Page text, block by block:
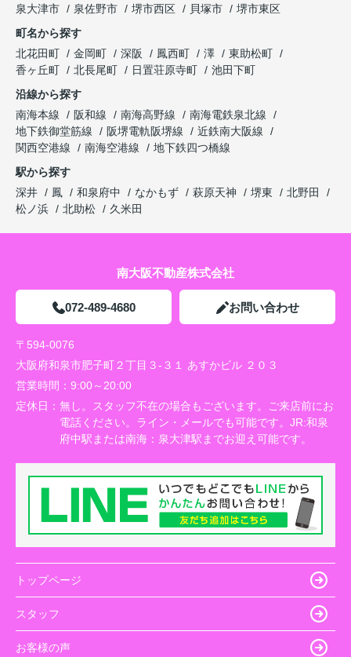
泉大津市
泉佐野市 堺市西区 貝塚市
堺市東区
町名から探す
北花田町
金岡町 深阪 鳳西町 澤
東助松町
香ヶ丘町
北長尾町 日置荘原寺町
池田下町
沿線から探す
南海本線
阪和線 南海高野線
南海電鉄泉北線
地下鉄御堂筋線
阪堺電軌阪堺線
近鉄南大阪線
関西空港線
南海空港線
地下鉄四つ橋線
駅から探す
深井
鳳 和泉府中 なかもず 萩原天神 堺東
北野田
松ノ浜
北助松 久米田
南大阪不動産株式会社
072-489-4680 お問い合わせ
〒594-0076
大阪府和泉市肥子町２丁目３-３１ あすかビル ２０３
営業時間： 9:00～20:00
定休日： 無し。スタッフ不在の場合もございます。ご来店前にお
電話ください。ライン・メールでも可能です。JR:和泉
府中駅または南海：泉大津駅までお迎え可能です。
トップページ
スタッフ
お客様の声